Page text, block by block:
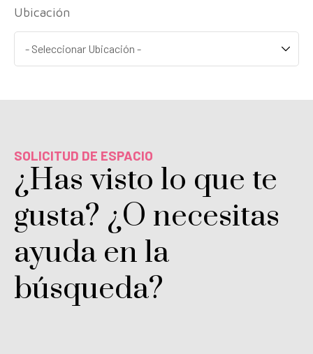
Ubicación
SOLICITUD DE ESPACIO
¿Has visto lo que te
gusta? ¿O necesitas
ayuda en la
búsqueda?